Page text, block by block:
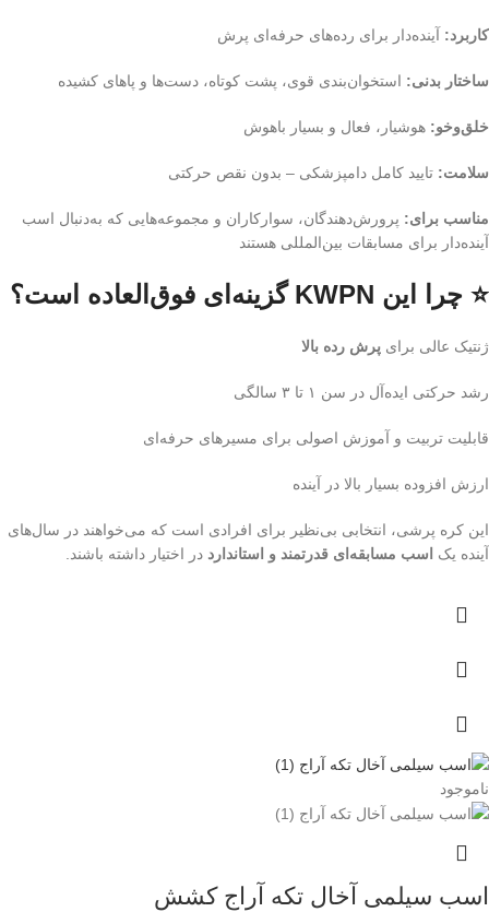
کاربرد: آینده‌دار برای رده‌های حرفه‌ای پرش
ساختار بدنی: استخوان‌بندی قوی، پشت کوتاه، دست‌ها و پاهای کشیده
خلق‌وخو: هوشیار، فعال و بسیار باهوش
سلامت: تایید کامل دامپزشکی – بدون نقص حرکتی
مناسب برای: پرورش‌دهندگان، سوارکاران و مجموعه‌هایی که به‌دنبال اسب
آینده‌دار برای مسابقات بین‌المللی هستند
⭐ چرا این KWPN گزینه‌ای فوق‌العاده است؟
ژنتیک عالی برای پرش رده بالا
رشد حرکتی ایده‌آل در سن ۱ تا ۳ سالگی
قابلیت تربیت و آموزش اصولی برای مسیرهای حرفه‌ای
ارزش افزوده بسیار بالا در آینده
این کره پرشی، انتخابی بی‌نظیر برای افرادی است که می‌خواهند در سال‌های
آینده یک
اسب مسابقه‌ای قدرتمند و استاندارد در اختیار داشته باشند.
ناموجود
اسب سیلمی آخال تکه آراج کشش